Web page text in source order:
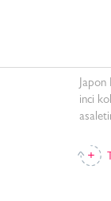
Japon
inci